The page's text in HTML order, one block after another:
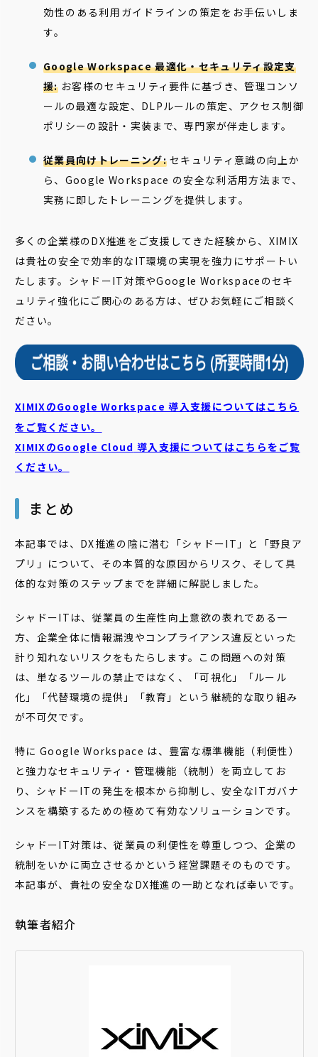
効性のある利用ガイドラインの策定をお手伝いしま
す。
Google Workspace 最適化・セキュリティ設定支
援:お客様のセキュリティ要件に基づき、管理コンソ
ールの最適な設定、DLPルールの策定、アクセス制御
ポリシーの設計・実装まで、専門家が伴走します。
従業員向けトレーニング:セキュリティ意識の向上か
ら、Google Workspace の安全な利活用方法まで、
実務に即したトレーニングを提供します。
多くの企業様のDX推進をご支援してきた経験から、XIMIX
は貴社の安全で効率的なIT環境の実現を強力にサポートい
たします。シャドーIT対策やGoogle Workspaceのセキ
ュリティ強化にご関心のある方は、ぜひお気軽にご相談く
ださい。
XIMIXのGoogle Workspace 導入支援についてはこちら
をご覧ください。
XIMIXのGoogle Cloud 導入支援についてはこちらをご覧
ください。
まとめ
本記事では、DX推進の陰に潜む「シャドーIT」と「野良ア
プリ」について、その本質的な原因からリスク、そして具
体的な対策のステップまでを詳細に解説しました。
シャドーITは、従業員の生産性向上意欲の表れである一
方、企業全体に情報漏洩やコンプライアンス違反といった
計り知れないリスクをもたらします。この問題への対策
は、単なるツールの禁止ではなく、「可視化」「ルール
化」「代替環境の提供」「教育」という継続的な取り組み
が不可欠です。
特に Google Workspace は、豊富な標準機能（利便性）
と強力なセキュリティ・管理機能（統制）を両立してお
り、シャドーITの発生を根本から抑制し、安全なITガバナ
ンスを構築するための極めて有効なソリューションです。
シャドーIT対策は、従業員の利便性を尊重しつつ、企業の
統制をいかに両立させるかという経営課題そのものです。
本記事が、貴社の安全なDX推進の一助となれば幸いです。
執筆者紹介